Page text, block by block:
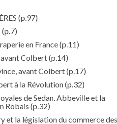
(p.97)
(p.7)
en France(p.11)
avant Colbert(p.14)
avant Colbert(p.17)
à la Révolution(p.32)
de Sedan. Abbeville et la
Robais (p.32)
et la législation du commerce des